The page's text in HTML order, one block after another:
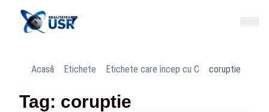
Acasă Etichete Etichete care încep cu C coruptie
Tag: coruptie